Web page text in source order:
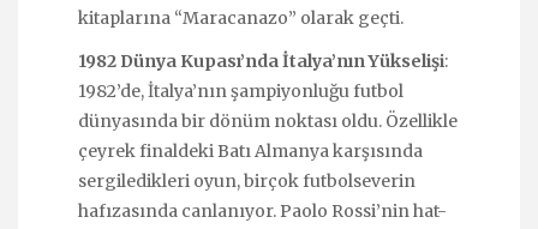
kitaplarına “Maracanazo” olarak geçti.
1982 Dünya Kupası’nda İtalya’nın Yükselişi:
1982’de, İtalya’nın şampiyonluğu futbol
dünyasında bir dönüm noktası oldu. Özellikle
çeyrek finaldeki Batı Almanya karşısında
sergiledikleri oyun, birçok futbolseverin
hafızasında canlanıyor. Paolo Rossi’nin hat-